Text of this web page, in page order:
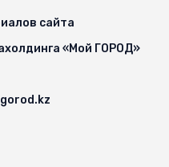
сайта
«Мой ГОРОД»